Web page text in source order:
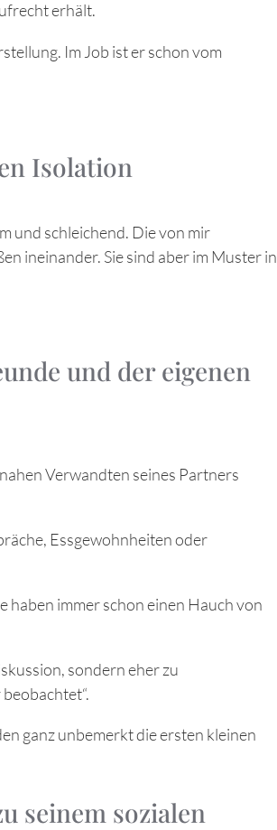
erhält.
Im Job ist er schon vom
Isolation
und schleichend. Die von mir
ineinander. Sie sind aber im Muster in
und der eigenen
Verwandten seines Partners
Essgewohnheiten oder
haben immer schon einen Hauch von
sondern eher zu
ganz unbemerkt die ersten kleinen
seinem sozialen